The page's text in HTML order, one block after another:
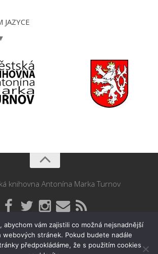
JAZYCE
knihovna Antonína Marka Turnov
abychom vám zajistili co možná nejsnadnější
webových stránek. Pokud budete nadále
předpokládáme, že s použitím cookies